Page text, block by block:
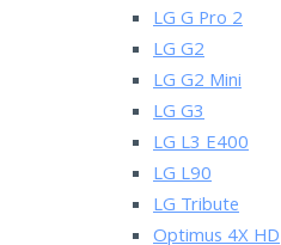
LG G Pro 2
LG G2
LG G2 Mini
LG G3
LG L3 E400
LG L90
LG Tribute
Optimus 4X HD